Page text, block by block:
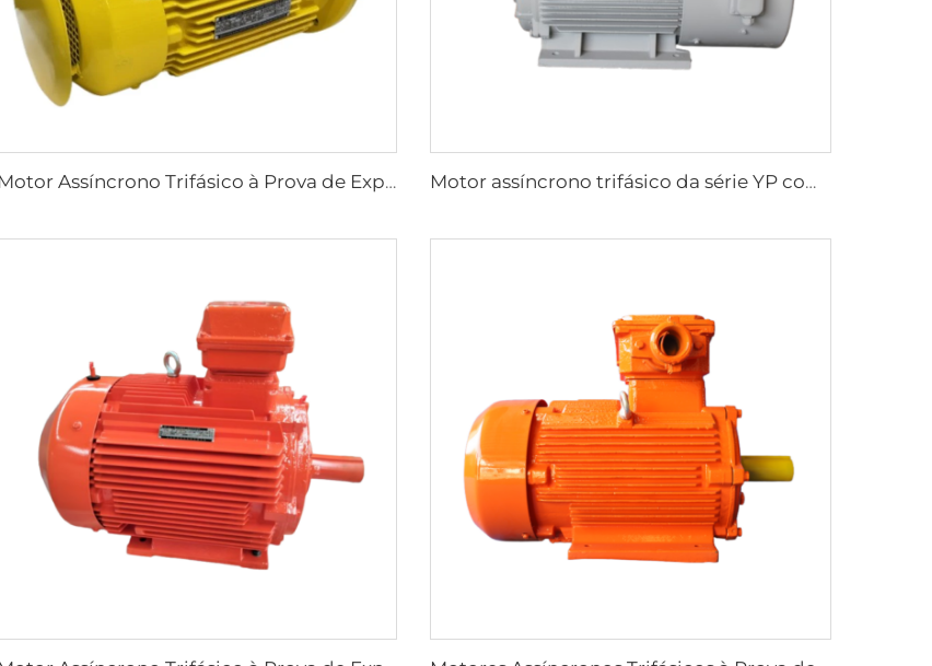
Motor Assíncrono Trifásico à Prova de Explosão de Baixa Tensão de Alta Eficiência Ultra-Alta Série YBX4 Motor assíncrono trifásico da série YP com regulagem de velocidade por frequência variável